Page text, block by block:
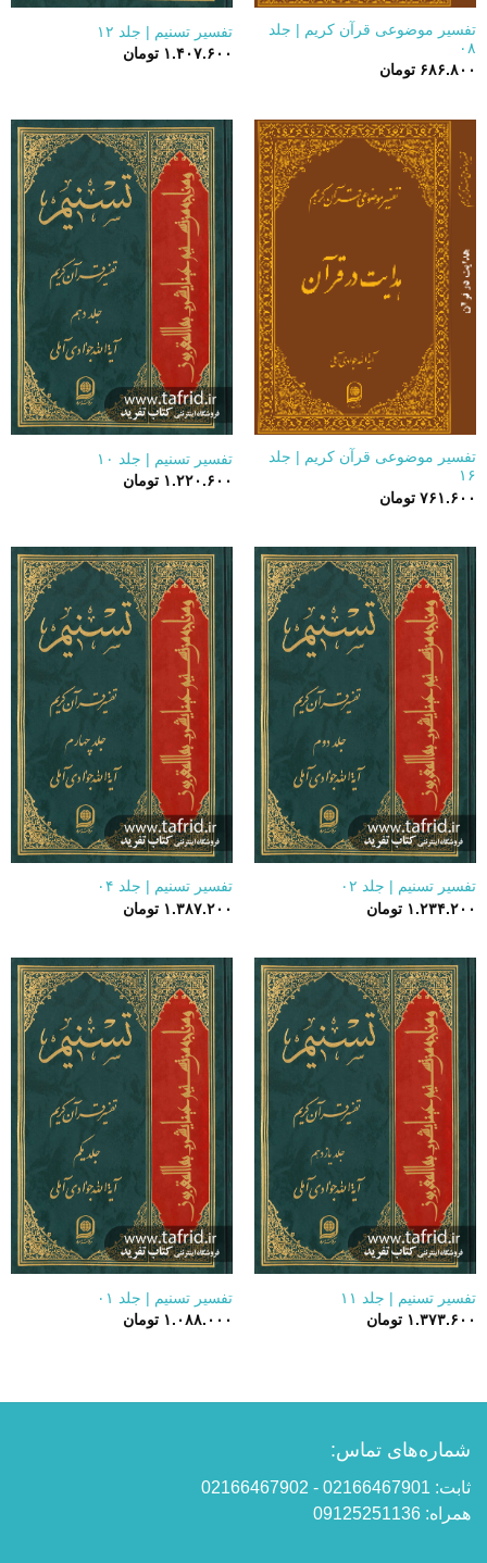
تفسیر موضوعی قرآن کریم | جلد
۰۸
۶۸۶.۸۰۰ تومان
تفسیر تسنیم | جلد ۱۲
۱.۴۰۷.۶۰۰ تومان
تفسیر موضوعی قرآن کریم | جلد
۱۶
۷۶۱.۶۰۰ تومان
تفسیر تسنیم | جلد ۱۰
۱.۲۲۰.۶۰۰ تومان
تفسیر تسنیم | جلد ۰۲
۱.۲۳۴.۲۰۰ تومان
تفسیر تسنیم | جلد ۰۴
۱.۳۸۷.۲۰۰ تومان
تفسیر تسنیم | جلد ۱۱
۱.۳۷۳.۶۰۰ تومان
تفسیر تسنیم | جلد ۰۱
۱.۰۸۸.۰۰۰ تومان
شماره‌های تماس:
ثابت: 02166467901 - 02166467902
همراه: 09125251136